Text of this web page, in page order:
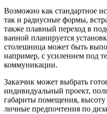
Возможно как стандартное
так и радиусные формы,
также плавный переход в
ванной планируется
столешница может быть
например, с усилением под
коммуникации.
Заказчик может выбрать
индивидуальный проект,
габариты помещения,
личные предпочтения по